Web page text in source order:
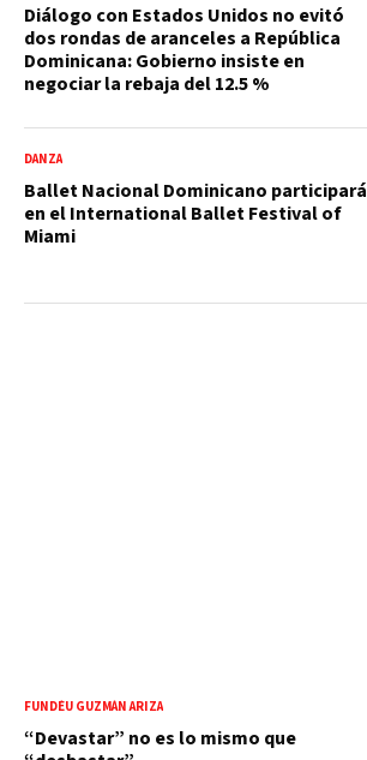
Diálogo con Estados Unidos no evitó
dos rondas de aranceles a República
Dominicana: Gobierno insiste en
negociar la rebaja del 12.5 %
DANZA
Ballet Nacional Dominicano participará
en el International Ballet Festival of
Miami
FUNDÉU GUZMÁN ARIZA
“Devastar” no es lo mismo que